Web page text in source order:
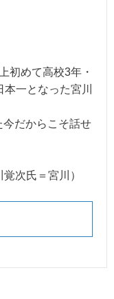
初めて高校3年・
一となった宮川
だからこそ話せ
次氏＝宮川）